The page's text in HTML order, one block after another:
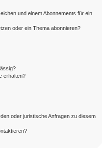
und einem Abonnements für ein
oder ein Thema abonnieren?
erhalten?
oder juristische Anfragen zu diesem